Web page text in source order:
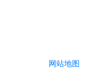
网站地图